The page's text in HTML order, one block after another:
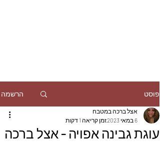
פוסט הרשמה
עוגת גבינה אפויה - אצל ברכה
אצל ברכה במטבח
6 במאי 2023
זמן קריאה 1 דקות